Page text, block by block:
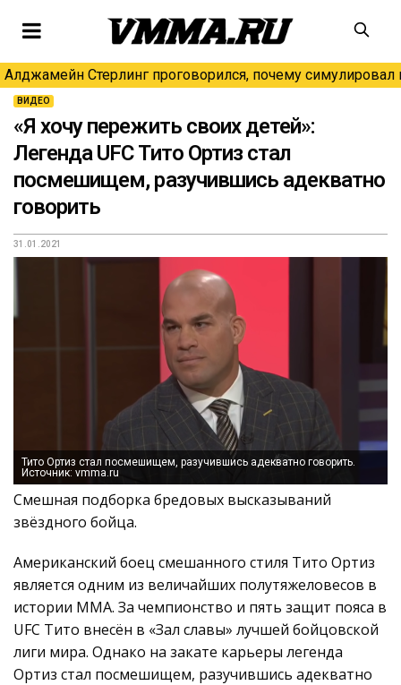
Алджамейн Стерлинг проговорился, почему симулировал
ВИДЕО
«Я хочу пережить своих детей»:
Легенда UFC Тито Ортиз стал
посмешищем, разучившись адекватно
говорить
31.01.2021
Тито Ортиз стал посмешищем, разучившись адекватно говорить.
Источник: vmma.ru
Смешная подборка бредовых высказываний
звёздного бойца.
Американский боец смешанного стиля Тито Ортиз
является одним из величайших полутяжеловесов в
истории ММА. За чемпионство и пять защит пояса в
UFC Тито внесён в «Зал славы» лучшей бойцовской
лиги мира. Однако на закате карьеры легенда
Ортиз стал посмешищем, разучившись адекватно